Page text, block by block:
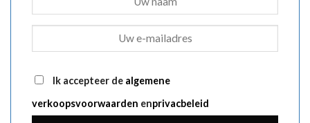
Ik accepteer de algemene
verkoopsvoorwaarden enprivacbeleid